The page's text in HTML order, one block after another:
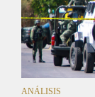
ANÁLISIS